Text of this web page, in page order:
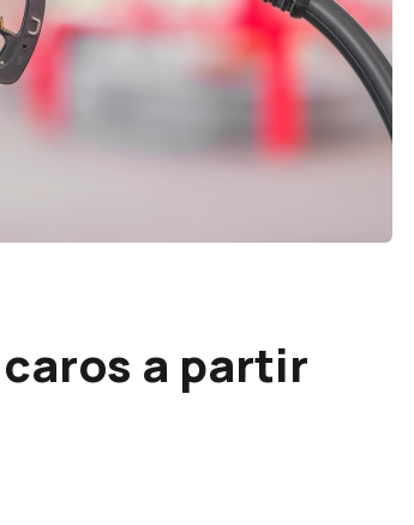
a partir